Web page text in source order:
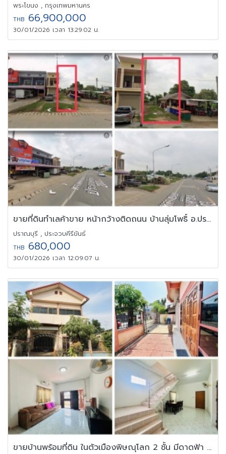
พระโขนง , กรุงเทพมหานคร
THB 66,900,000
30/01/2026 เวลา 13:29:02 น.
ขายที่ดินทำเลค้าขาย หน้ากว้างติดถนน บ้านลุ่มโพธิ์ อ.ปราณบุรี
ปราณบุรี , ประจวบคีรีขันธ์
THB 680,000
30/01/2026 เวลา 12:09:07 น.
ขายบ้านพร้อมที่ดิน ในตัวเมืองพิษณุโลก 2 ชั้น มีดาดฟ้า พท 42ตรว.